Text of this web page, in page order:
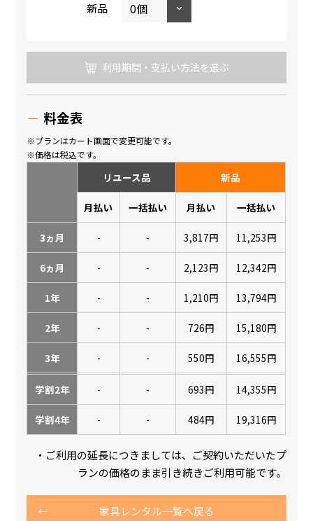
新品
利用期間・支払い方法を選ぶ
料金表
※プランはカート画面で変更可能です。
※価格は税込です。
リユース品 新品
月払い 一括払い 月払い 一括払い
3ヵ月 - - 3,817円 11,253円
6ヵ月 - - 2,123円 12,342円
1年 - - 1,210円 13,794円
2年 - - 726円 15,180円
3年 - - 550円 16,555円
学割2年 - - 693円 14,355円
学割4年 - - 484円 19,316円
・ご利用の延長につきましては、ご契約いただいたプ
ランの価格のまま引き続きご利用可能です。
家具レンタル一覧へ戻る